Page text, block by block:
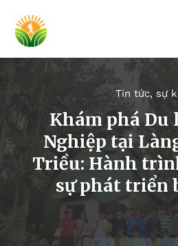
Tin tức, sự
Khám phá Du
Nghiệp tại
Triều: Hành
sự phát triển